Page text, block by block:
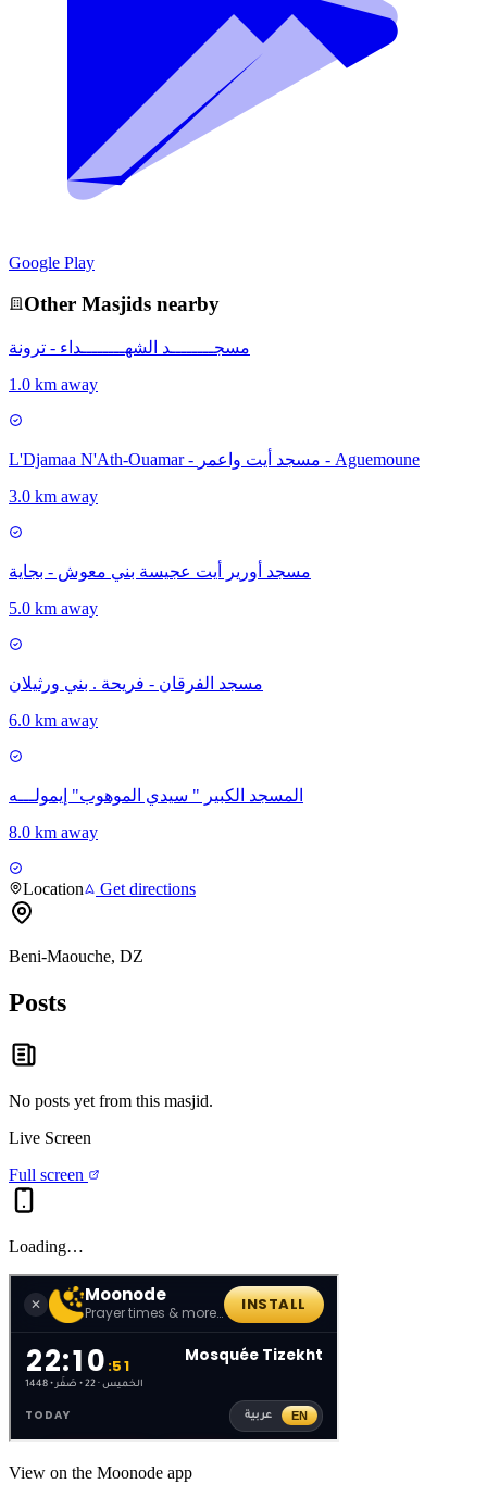
Google Play
Other Masjids nearby
مسجــــــــد الشهــــــــداء - ترونة
1.0 km away
L'Djamaa N'Ath-Ouamar - مسجد أيت واعمر - Aguemoune
3.0 km away
مسجد أورير أيت عجيسة بني معوش - بجاية
5.0 km away
مسجد الفرقان - فريحة . بني ورثيلان
6.0 km away
المسجد الكبير " سيدي الموهوب" إيمولـــه
8.0 km away
Location Get directions
Beni-Maouche, DZ
Posts
No posts yet from this masjid.
Live Screen
Full screen
Loading…
View on the Moonode app